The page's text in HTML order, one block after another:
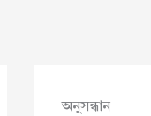
অনুসন্ধান